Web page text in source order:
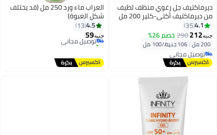
ديرماكتيف جل رغوي منظف لطيف
من ديرماكتيف أكتي-كلير 200 مل
4.1
35
جنيه212
290 خصم 26%
200 مل |
توصيل مجاني
توصيل مجاني
العراب ماء ورد 250 مل (قد يختلف
شكل العبوة)
4.5
13
جنيه59
توصيل مجاني
تم بيع +10 مؤخرًا
توصيل مجاني